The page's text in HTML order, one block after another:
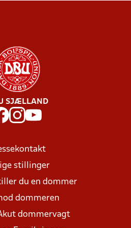
SJÆLLAND
stillinger
du en dommer
dommeren
dommervagt